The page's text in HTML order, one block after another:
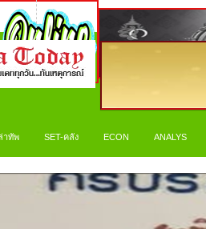
าทัพ SET-คลัง ECON ANALYS